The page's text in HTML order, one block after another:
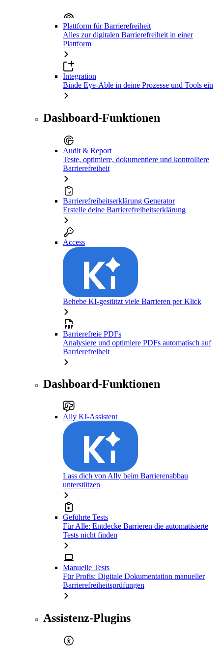
Plattform für Barrierefreiheit
Alles zur digitalen Barrierefreiheit in einer
Plattform
Integration
Binde Eye-Able in deine Prozesse und Tools ein
Dashboard-Funktionen
Audit & Report
Teste, optimiere, dokumentiere und kontrolliere
Barrierefreiheit
Barrierefreiheitserklärung Generator
Erstelle deine Barrierefreiheitserklärung
Access
Behebe KI-gestützt viele Barrieren per Klick
Barrierefreie PDFs
Analysiere und optimiere PDFs automatisch auf
Barrierefreiheit
Dashboard-Funktionen
Ally KI-Assistent
Lass dich von Ally beim Barrierenabbau
unterstützen
Geführte Tests
Für Alle: Entdecke Barrieren die automatisierte
Tests nicht finden
Manuelle Tests
Für Profis: Digitale Dokumentation manueller
Barrierefreiheitsprüfungen
Assistenz-Plugins